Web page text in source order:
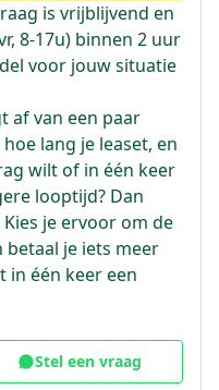
is vrijblijvend en
8-17u) binnen 2 uur
voor jouw situatie
af van een paar
lang je leaset, en
wilt of in één keer
looptijd? Dan
je ervoor om de
betaal je iets meer
in één keer een
Stel een vraag